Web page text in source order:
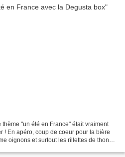
"un été en France" était vraiment
! En apéro, coup de coeur pour la bière
oignons et surtout les rillettes de thon